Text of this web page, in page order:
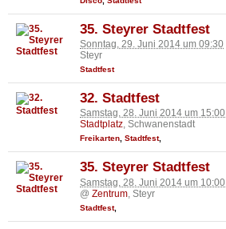
35. Steyrer Stadtfest
Sonntag, 29. Juni 2014 um 09:30
Steyr
Stadtfest
32. Stadtfest
Samstag, 28. Juni 2014 um 15:00
Stadtplatz, Schwanenstadt
Freikarten, Stadtfest,
35. Steyrer Stadtfest
Samstag, 28. Juni 2014 um 10:00
@ Zentrum , Steyr
Stadtfest,